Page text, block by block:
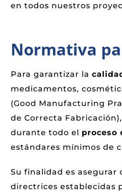
en todos nuestros
Normativa
Para garantizar la
medicamentos,
(Good Manufacturing
de Correcta
durante todo el proceso
estándares mínimos de
Su finalidad es asegurar
directrices establecidas